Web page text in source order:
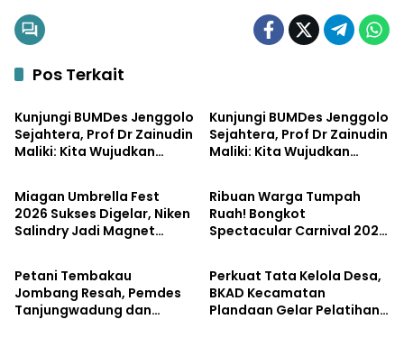
Pos Terkait
Pemerintahan
Kunjungi BUMDes Jenggolo
Sejahtera, Prof Dr Zainudin
Maliki: Kita Wujudkan
dengan Potensi Desa
Kunjungi BUMDes Jenggolo
Sejahtera, Prof Dr Zainudin
Maliki: Kita Wujudkan
dengan Potensi Desa
Pemerintahan
Miagan Umbrella Fest
2026 Sukses Digelar, Niken
Salindry Jadi Magnet
Pemerintahan
Ribuan Warga Tumpah
Ruah! Bongkot
Spectacular Carnival 2026
Pemerintahan
Petani Tembakau
Jombang Resah, Pemdes
Tanjungwadung dan
Pemerintahan
Perkuat Tata Kelola Desa,
BKAD Kecamatan
Plandaan Gelar Pelatihan